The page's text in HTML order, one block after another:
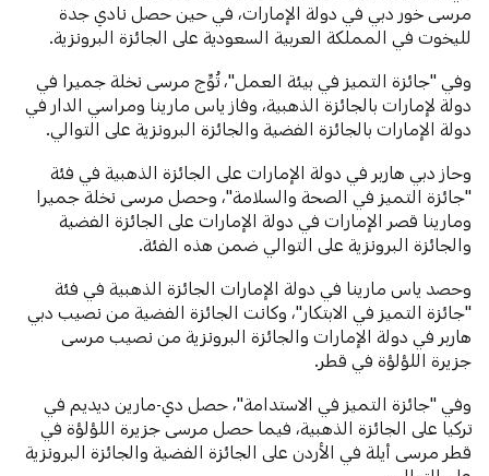
مرسى خور دبي في دولة الإمارات، في حين حصل نادي جدة
لليخوت في المملكة العربية السعودية على الجائزة البرونزية.
وفي "جائزة التميز في بيئة العمل"، تُوِّج مرسى نخلة جميرا في
دولة لإمارات بالجائزة الذهبية، وفاز ياس مارينا ومراسي الدار في
دولة الإمارات بالجائزة الفضية والجائزة البرونزية على التوالي.
وحاز دبي هاربر في دولة الإمارات على الجائزة الذهبية في فئة
"جائزة التميز في الصحة والسلامة"، وحصل مرسى نخلة جميرا
ومارينا قصر الإمارات في دولة الإمارات على الجائزة الفضية
والجائزة البرونزية على التوالي ضمن هذه الفئة.
وحصد ياس مارينا في دولة الإمارات الجائزة الذهبية في فئة
"جائزة التميز في الابتكار"، وكانت الجائزة الفضية من نصيب دبي
هاربر في دولة الإمارات والجائزة البرونزية من نصيب مرسى
جزيرة اللؤلؤة في قطر.
وفي "جائزة التميز في الاستدامة"، حصل دي-مارين ديديم في
تركيا على الجائزة الذهبية، فيما حصل مرسى جزيرة اللؤلؤة في
قطر مرسى أيلة في الأردن على الجائزة الفضية والجائزة البرونزية